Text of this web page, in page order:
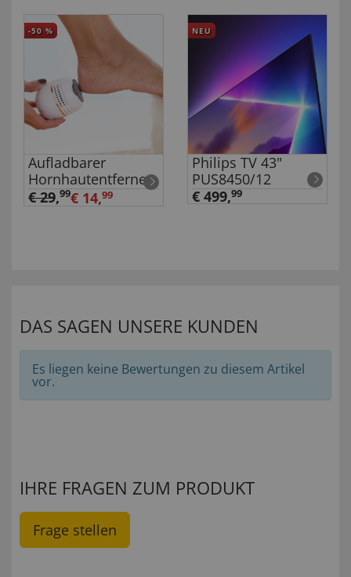
-50 %
Aufladbarer
Hornhautentferner
€ 29,99€ 14,99
NEU
Philips TV 43"
PUS8450/12
€ 499,99
DAS SAGEN UNSERE KUNDEN
Es liegen keine Bewertungen zu diesem Artikel
vor.
IHRE FRAGEN ZUM PRODUKT
Frage stellen